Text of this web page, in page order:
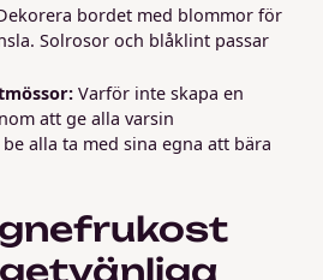
bordet med blommor för
Solrosor och blåklint passar
Varför inte skapa en
att ge alla varsin
alla ta med sina egna att bära